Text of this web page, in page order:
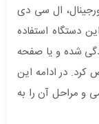
ال سی دی
دستگاه استفاده
شده و یا صفحه
کرد. در ادامه این
و مراحل آن را به